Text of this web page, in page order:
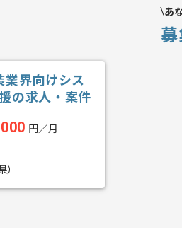
あ
業界向けシス
の求人・案件
円／月
）